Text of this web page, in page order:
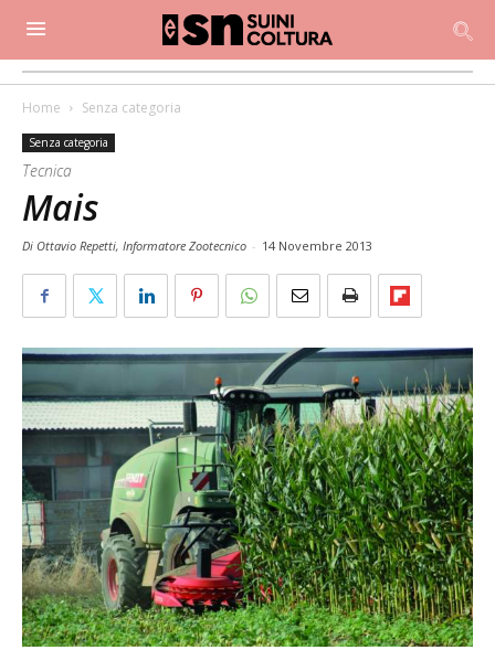
Home Senza categoria
Senza categoria
Tecnica
Mais
Di Ottavio Repetti, Informatore Zootecnico - 14 Novembre 2013